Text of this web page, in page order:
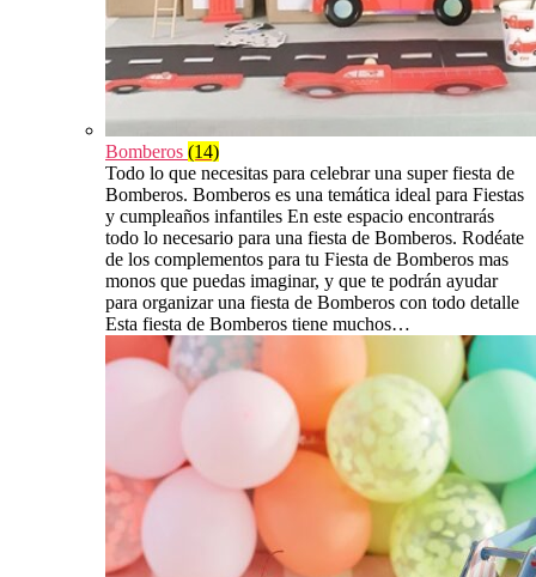
Bomberos (14)
Todo lo que necesitas para celebrar una super fiesta de
Bomberos. Bomberos es una temática ideal para Fiestas
y cumpleaños infantiles En este espacio encontrarás
todo lo necesario para una fiesta de Bomberos. Rodéate
de los complementos para tu Fiesta de Bomberos mas
monos que puedas imaginar, y que te podrán ayudar
para organizar una fiesta de Bomberos con todo detalle
Esta fiesta de Bomberos tiene muchos…